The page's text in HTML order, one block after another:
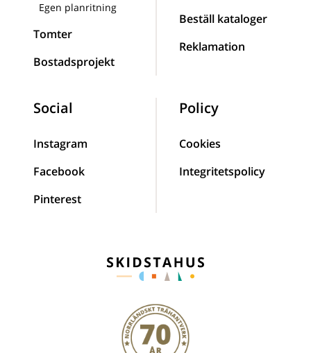
Egen planritning
Tomter
Bostadsprojekt
Beställ kataloger
Reklamation
Social
Instagram
Facebook
Pinterest
Policy
Cookies
Integritetspolicy